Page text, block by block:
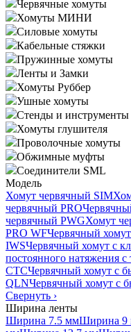
Червячные хомуты
Хомуты МИНИ
Силовые хомуты
Кабельные стяжки
Пружинные хомуты
Ленты и Замки
Хомуты Руббер
Ушные хомуты
Стенды и инструменты
Хомуты глушителя
Проволочные хомуты
Обжимные муфты
Соединители SML
Модель
Хомут червячный SIM
червячный PRO
червячный PWGХомут
PRO WFЧервячный
IWSЧервячный хомут с
постоянного натяжения
CTCЧервячный хомут с
QLNЧервячный хомут с
Свернуть ›
Ширина ленты
Ширина 7.5 ммШирина 9